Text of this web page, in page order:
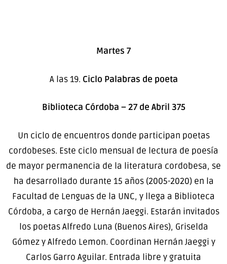
Martes 7
A las 19. Ciclo Palabras de poeta
Biblioteca Córdoba – 27 de Abril 375
Un ciclo de encuentros donde participan poetas
cordobeses. Este ciclo mensual de lectura de poesía
de mayor permanencia de la literatura cordobesa, se
ha desarrollado durante 15 años (2005-2020) en la
Facultad de Lenguas de la UNC, y llega a Biblioteca
Córdoba, a cargo de Hernán Jaeggi. Estarán invitados
los poetas Alfredo Luna (Buenos Aires), Griselda
Gómez y Alfredo Lemon. Coordinan Hernán Jaeggi y
Carlos Garro Aguilar. Entrada libre y gratuita